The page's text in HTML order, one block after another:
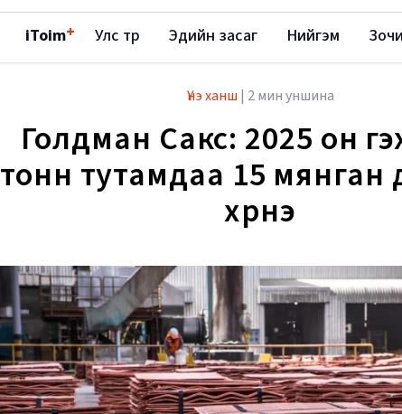
iToim+ Улс төр Эдийн засаг Нийгэм
Үнэ ханш | 2 мин уншина
Голдман Сакс: 2025 он
тонн тутамдаа 15 мянган
хүрнэ